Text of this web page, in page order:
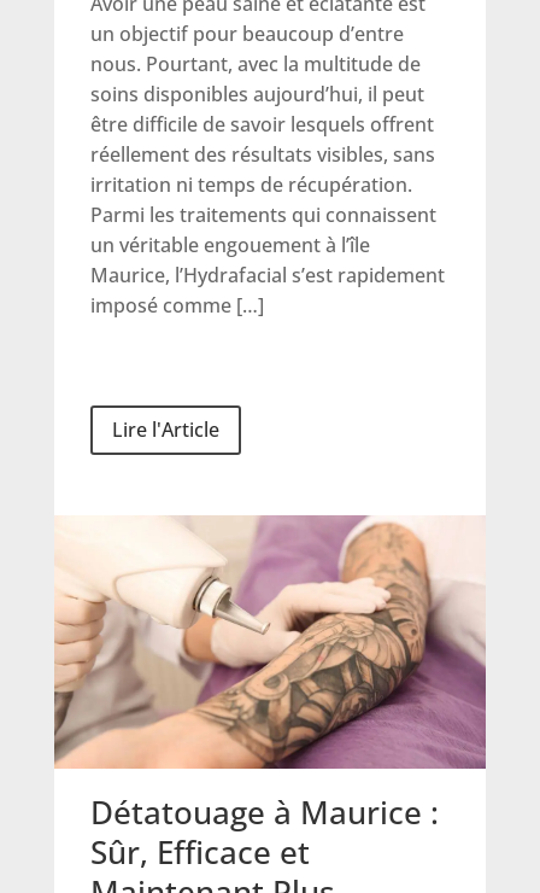
un objectif pour beaucoup d’entre
nous. Pourtant, avec la multitude de
soins disponibles aujourd’hui, il peut
être difficile de savoir lesquels offrent
réellement des résultats visibles, sans
irritation ni temps de récupération.
Parmi les traitements qui connaissent
un véritable engouement à l’île
Maurice, l’Hydrafacial s’est rapidement
imposé comme […]
Lire l'Article
Détatouage à Maurice :
Sûr, Efficace et